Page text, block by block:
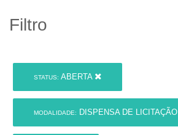
Filtro
STATUS: ABERTA
MODALIDADE: DISPENSA DE LICITAÇÃO